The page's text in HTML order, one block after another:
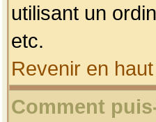
utilisant un
etc.
Revenir en
Comment